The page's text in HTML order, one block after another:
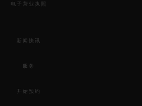
电子营业执照
新闻快讯
服务
开始预约